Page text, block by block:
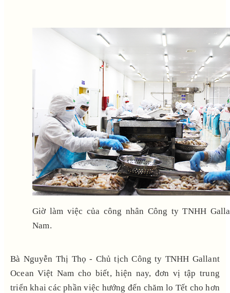
Giờ làm việc của công nhân Công ty TNHH
Nam.
Bà Nguyễn Thị Thọ - Chủ tịch Công ty TNHH Gallant
Ocean Việt Nam cho biết, hiện nay, đơn vị tập trung
triển khai các phần việc hướng đến chăm lo Tết cho hơn